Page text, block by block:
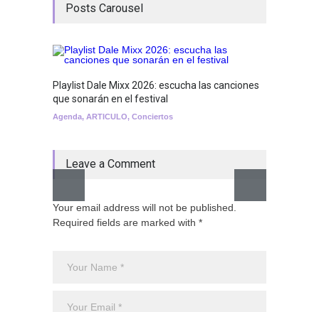
Posts Carousel
Playlist Dale Mixx 2026: escucha las canciones
que sonarán en el festival
Agenda, ARTICULO, Conciertos
Leave a Comment
Your email address will not be published.
Required fields are marked with *